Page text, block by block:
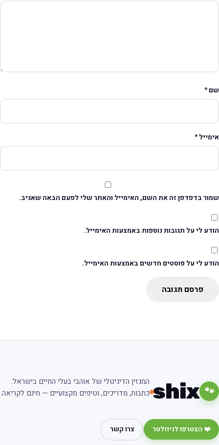
*
*
בדפדפן זה את השם, האימייל והאתר שלי לפעם הבאה שאגיב.
לי על תגובות נוספות באמצעות האימייל.
לי על פוסטים חדשים באמצעות האימייל.
פרסם תגובה
🐾
shix
המגזין הדיגיטלי של אוהבי בעלי החיים בישראל.
כתבות, מדריכים, וטיפים מקצועיים — חינם לקריאה.
❤️ הצטרפו לניוזלטר צרו קשר